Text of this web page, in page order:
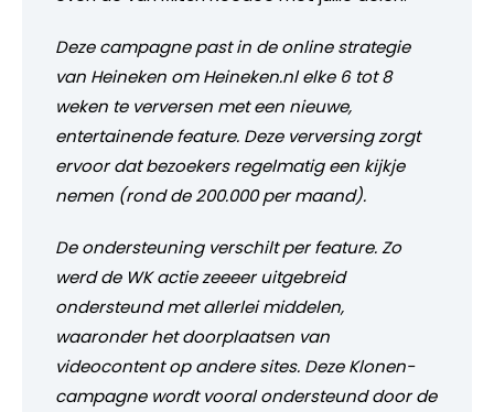
Deze campagne past in de online strategie
van Heineken om Heineken.nl elke 6 tot 8
weken te verversen met een nieuwe,
entertainende feature. Deze verversing zorgt
ervoor dat bezoekers regelmatig een kijkje
nemen (rond de 200.000 per maand).
De ondersteuning verschilt per feature. Zo
werd de WK actie zeeeer uitgebreid
ondersteund met allerlei middelen,
waaronder het doorplaatsen van
videocontent op andere sites. Deze Klonen-
campagne wordt vooral ondersteund door de